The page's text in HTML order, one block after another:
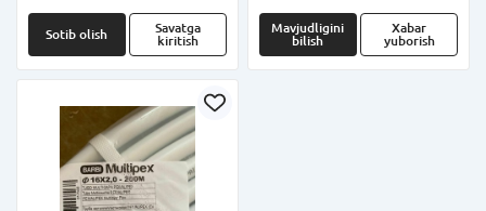
Sotib olish
Savatga
kiritish
Mavjudligini
bilish
Xabar
yuborish